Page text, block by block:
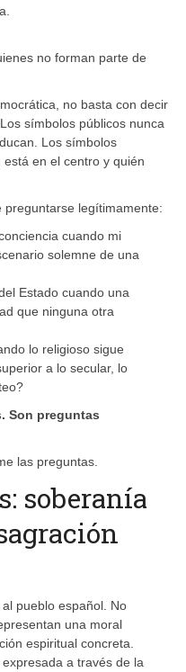
no forman parte de
no basta con decir
símbolos públicos nunca
Los símbolos
en el centro y quién
legítimamente:
cuando mi
solemne de una
Estado cuando una
que ninguna otra
lo religioso sigue
a lo secular, lo
Son preguntas
las preguntas.
soberanía
pueblo español. No
una moral
espiritual concreta.
a través de la